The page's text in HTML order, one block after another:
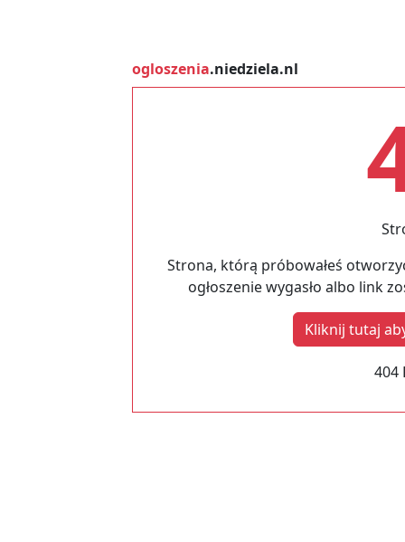
ogloszenia.niedziela.nl
Strona, którą próbowałeś
ogłoszenie wygasło albo link
Kliknij tutaj
404